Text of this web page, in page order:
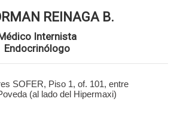
REINAGA B.
Médico Internista
Endocrinólogo
SOFER, Piso 1, of. 101, entre
(al lado del Hipermaxi)